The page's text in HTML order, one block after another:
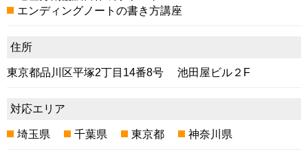
エンディングノートの書き方講座
住所
東京都品川区平塚2丁目14番8号 池田屋ビル２F
対応エリア
埼玉県 千葉県 東京都 神奈川県